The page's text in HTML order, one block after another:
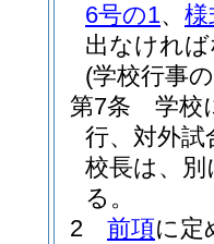
6号の1、 様
出なけれ
(学校行事
第7条
学校
行、対外
校長は、
る。
2
前項に定